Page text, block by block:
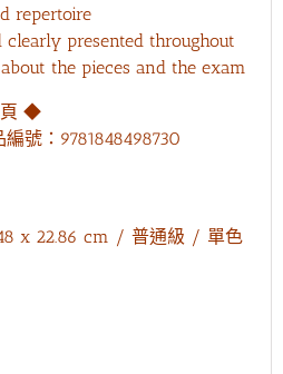
repertoire
presented throughout
the pieces and the exam
頁 ◆
號：9781848498730
x 22.86 cm / 普通級 / 單色